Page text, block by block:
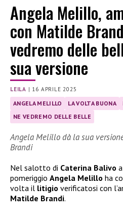
Angela Melillo,
con Matilde
vedremo delle
sua versione
LEILA | 16 APRILE 2025
ANGELA MELILLO LA VOLTA BUONA
NE VEDREMO DELLE BELLE
Angela Melillo dà la sua
Brandi
Nel salotto di Caterina Balivo a
pomeriggio Angela Melillo ha
volta il litigio verificatosi con
Matilde Brandi.